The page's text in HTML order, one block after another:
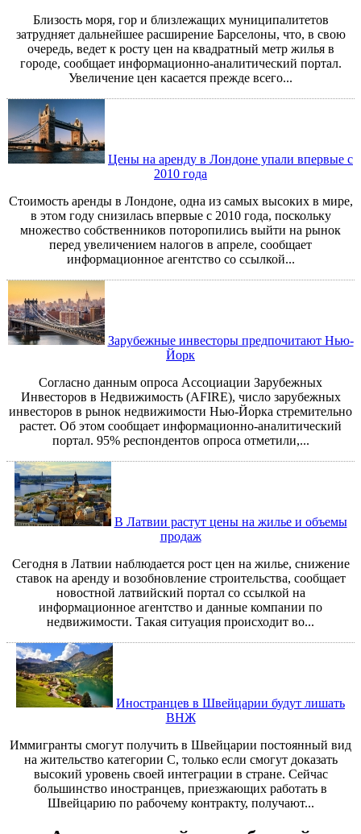
Близость моря, гор и близлежащих муниципалитетов
затрудняет дальнейшее расширение Барселоны, что, в свою
очередь, ведет к росту цен на квадратный метр жилья в
городе, сообщает информационно-аналитический портал.
Увеличение цен касается прежде всего...
Цены на аренду в Лондоне упали впервые с
2010 года
Cтоимость аренды в Лондоне, одна из самых высоких в мире,
в этом году снизилась впервые с 2010 года, поскольку
множество собственников поторопились выйти на рынок
перед увеличением налогов в апреле, сообщает
информационное агентство cо ссылкой...
Зарубежные инвесторы предпочитают Нью-
Йорк
Согласно данным опроса Ассоциации Зарубежных
Инвесторов в Недвижимость (AFIRE), число зарубежных
инвесторов в рынок недвижимости Нью-Йорка стремительно
растет. Об этом сообщает информационно-аналитический
портал. 95% респондентов опроса отметили,...
В Латвии растут цены на жилье и объемы
продаж
Сегодня в Латвии наблюдается рост цен на жилье, снижение
ставок на аренду и возобновление строительства, сообщает
новостной латвийский портал со ссылкой на
информационное агентство и данные компании по
недвижимости. Такая ситуация происходит во...
Иностранцев в Швейцарии будут лишать
ВНЖ
Иммигранты смогут получить в Швейцарии постоянный вид
на жительство категории C, только если смогут доказать
высокий уровень своей интеграции в стране. Сейчас
большинство иностранцев, приезжающих работать в
Швейцарию по рабочему контракту, получают...